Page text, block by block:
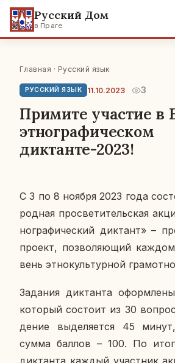
Русский Дом
в Праге
Главная · Русский язык
РУССКИЙ ЯЗЫК 11.10.2023 3
Примите участие в
этнографическом
диктанте-2023!
С 3 по 8 ноября 2023 года
род­ная про­све­ти­тель­ская
но­гра­фи­че­ский дик­тант» –
проект, поз­во­ля­ю­щий
вень эт­но­куль­тур­ной
За­да­ния дик­тан­та
ко­то­рый со­сто­ит из 30
де­ние вы­де­ля­ет­ся 45
сумма баллов – 100. По
дик­тан­та каждый участ­ник